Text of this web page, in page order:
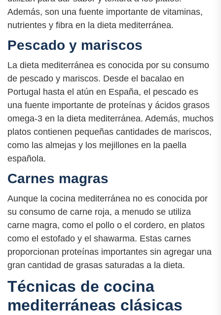
Además, son una fuente importante de vitaminas,
nutrientes y fibra en la dieta mediterránea.
Pescado y mariscos
La dieta mediterránea es conocida por su consumo
de pescado y mariscos. Desde el bacalao en
Portugal hasta el atún en España, el pescado es
una fuente importante de proteínas y ácidos grasos
omega-3 en la dieta mediterránea. Además, muchos
platos contienen pequeñas cantidades de mariscos,
como las almejas y los mejillones en la paella
española.
Carnes magras
Aunque la cocina mediterránea no es conocida por
su consumo de carne roja, a menudo se utiliza
carne magra, como el pollo o el cordero, en platos
como el estofado y el shawarma. Estas carnes
proporcionan proteínas importantes sin agregar una
gran cantidad de grasas saturadas a la dieta.
Técnicas de cocina
mediterráneas clásicas